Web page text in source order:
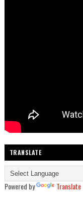
TRANSLATE
Powered by Translate